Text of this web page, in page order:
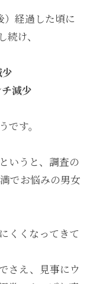
）経過した頃に
け、
減少
す。
いうと、調査の
でお悩みの男女
くくなってきて
さえ、見事にウ